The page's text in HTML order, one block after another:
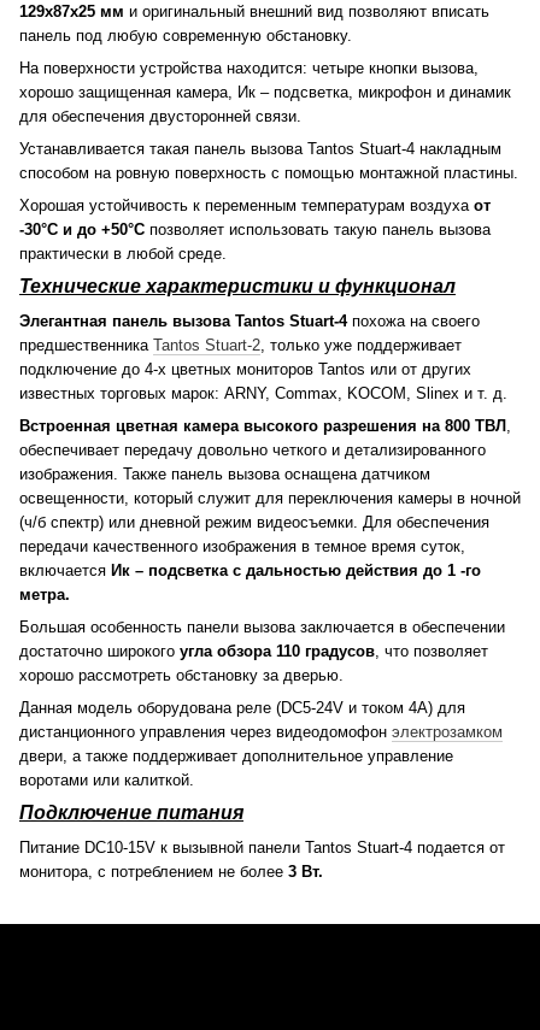
129х87х25 мм и оригинальный внешний вид позволяют вписать
панель под любую современную обстановку.
На поверхности устройства находится: четыре кнопки вызова,
хорошо защищенная камера, Ик – подсветка, микрофон и динамик
для обеспечения двусторонней связи.
Устанавливается такая панель вызова Tantos Stuart-4 накладным
способом на ровную поверхность с помощью монтажной пластины.
Хорошая устойчивость к переменным температурам воздуха от
-30°C и до +50°C позволяет использовать такую панель вызова
практически в любой среде.
Технические характеристики и функционал
Элегантная панель вызова Tantos Stuart-4похожа на своего
предшественника Tantos Stuart-2 , только уже поддерживает
подключение до 4-х цветных мониторов Tantos или от других
известных торговых марок: ARNY, Commax, KOCOM, Slinex и т. д.
Встроенная цветная камера высокого разрешения на 800 ТВЛ
обеспечивает передачу довольно четкого и детализированного
изображения. Также панель вызова оснащена датчиком
освещенности, который служит для переключения камеры в ночной
(ч/б спектр) или дневной режим видеосъемки. Для обеспечения
передачи качественного изображения в темное время суток,
включается Ик – подсветка с дальностью действия до 1 -го
метра.
Большая особенность панели вызова заключается в обеспечении
достаточно широкого угла обзора 110 градусов , что позволяет
хорошо рассмотреть обстановку за дверью.
Данная модель оборудована реле (DC5-24V и током 4A) для
дистанционного управления через видеодомофон электрозамком
двери, а также поддерживает дополнительное управление
воротами или калиткой.
Подключение питания
Питание DC10-15V к вызывной панели Tantos Stuart-4 подается от
монитора, с потреблением не более 3 Вт.